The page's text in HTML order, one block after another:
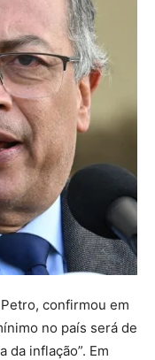
confirmou em
no país será de
da inflação”. Em